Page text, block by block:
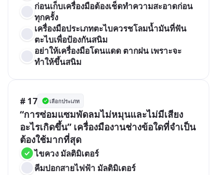
ก่อนเก็บเครื่องมือต้องเช็ดทำความสะอาดก่อน
ทุกครั้ง
เครื่องมือประเภทตะไบควรชโลมน้ำมันที่ฟัน
ตะไบเพื่อป้องกันสนิม
อย่าให้เครื่องมือโดนแดด ตากฝน เพราะจะ
ทำให้ขึ้นสนิม
# 17 เลือกประเภท
“การซ่อมแซมพัดลมไม่หมุนและไม่มีเสียง
อะไรเกิดขึ้น” เครื่องมืองานช่างข้อใดที่จำเป็น
ต้องใช้มากที่สุด
ไขควง มัลติมิเตอร์
คีมปอกสายไฟฟ้า มัลติมิเตอร์